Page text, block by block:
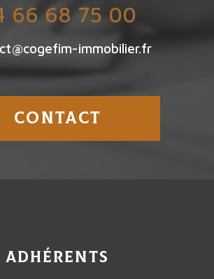
66 68 75 00
immobilier.fr
CONTACT
Adhérents